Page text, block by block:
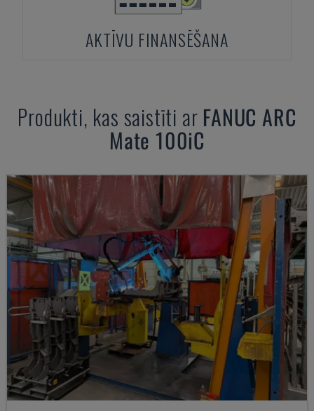
AKTĪVU FINANSĒŠANA
Produkti, kas saistīti ar FANUC ARC
Mate 100iC